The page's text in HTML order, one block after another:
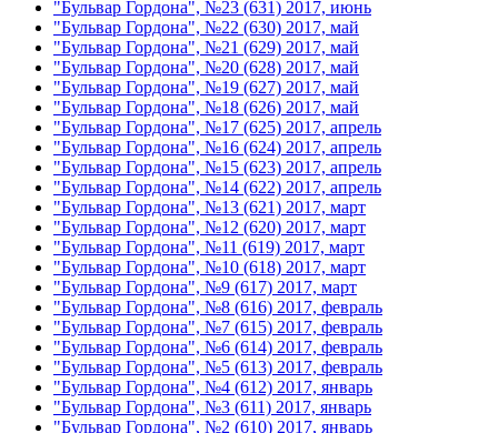
"Бульвар Гордона", №23 (631) 2017, июнь
"Бульвар Гордона", №22 (630) 2017, май
"Бульвар Гордона", №21 (629) 2017, май
"Бульвар Гордона", №20 (628) 2017, май
"Бульвар Гордона", №19 (627) 2017, май
"Бульвар Гордона", №18 (626) 2017, май
"Бульвар Гордона", №17 (625) 2017, апрель
"Бульвар Гордона", №16 (624) 2017, апрель
"Бульвар Гордона", №15 (623) 2017, апрель
"Бульвар Гордона", №14 (622) 2017, апрель
"Бульвар Гордона", №13 (621) 2017, март
"Бульвар Гордона", №12 (620) 2017, март
"Бульвар Гордона", №11 (619) 2017, март
"Бульвар Гордона", №10 (618) 2017, март
"Бульвар Гордона", №9 (617) 2017, март
"Бульвар Гордона", №8 (616) 2017, февраль
"Бульвар Гордона", №7 (615) 2017, февраль
"Бульвар Гордона", №6 (614) 2017, февраль
"Бульвар Гордона", №5 (613) 2017, февраль
"Бульвар Гордона", №4 (612) 2017, январь
"Бульвар Гордона", №3 (611) 2017, январь
"Бульвар Гордона", №2 (610) 2017, январь